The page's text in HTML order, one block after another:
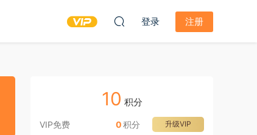
登录 注册
10 积分
VIP免费 升级VIP
0积分